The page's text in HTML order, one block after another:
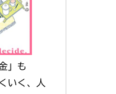
」も
いく、人